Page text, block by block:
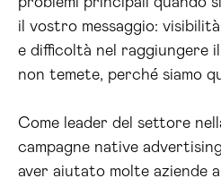
il vostro messaggio:
e difficoltà nel raggiungere
non temete, perché siamo
Come leader del settore
campagne native
aver aiutato molte aziende